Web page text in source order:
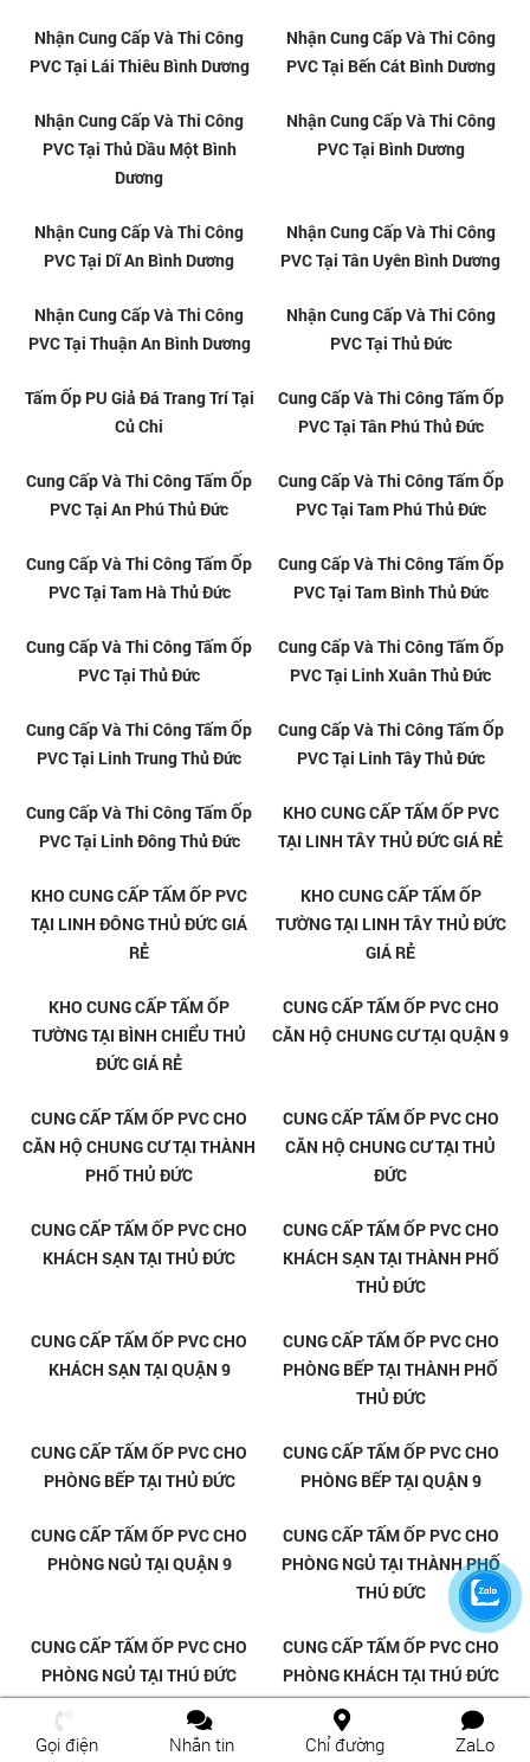
Tấm nhựa giả đá ốp tường giá rẻ
Thi công tấm nhựa ốp tường
PVC tại Phường Dĩ An - TPHCM
Thi công tấm nhựa ốp tường
PVC tại Phường Thủ Đức -
Tổng kho tấm ốp PVC vân đá
giá rẻ tại Quận 12
Thi công tấm nhựa giả đá
chuyên nghiệp tại Quận 12
Tổng kho tấm ốp PVC vân đá
giá rẻ tại Tân Uyên
Thi công tấm nhựa giả đá
chuyên nghiệp tại Tân Uyên
Tổng kho tấm ốp PVC vân đá
giá rẻ tại Dĩ An
Thi công tấm nhựa giả đá
chuyên nghiệp tại Dĩ An
Gọi điện Nhắn tin Chỉ đường ZaLo